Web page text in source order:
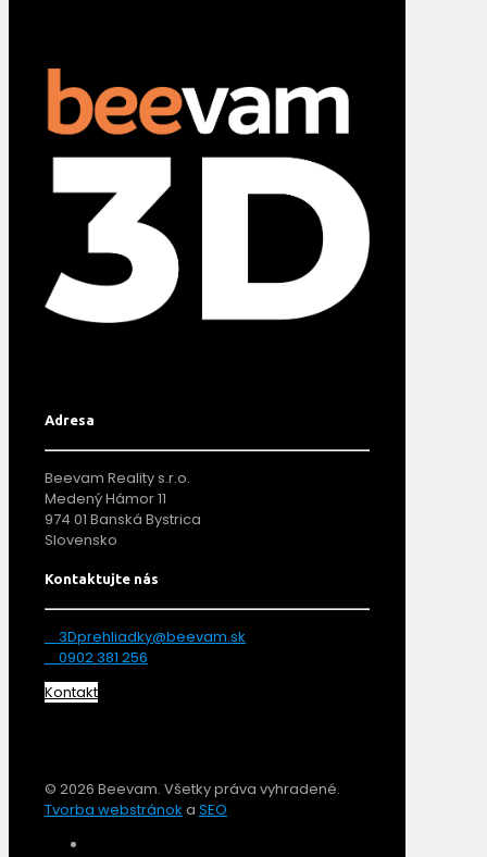
Adresa
Beevam Reality s.r.o.
Medený Hámor 11
974 01 Banská Bystrica
Slovensko
Kontaktujte nás
3Dprehliadky@beevam.sk
0902 381 256
Kontakt
© 2026 Beevam. Všetky práva vyhradené.
Tvorba webstránok a SEO